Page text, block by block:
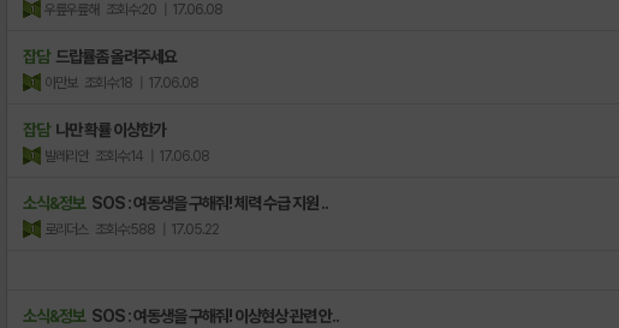
우릎우릎해 조회수:20 | 17.06.08
잡담 드랍률좀 올려주세요
아만보 조회수:18 | 17.06.08
잡담 나만 확률 이상한가
발레리안 조회수:14 | 17.06.08
소식&정보 SOS : 여동생을 구해줘! 체력 수급 지원 ..
로리더스 조회수:588 | 17.05.22
소식&정보 SOS : 여동생을 구해줘! 이상현상 관련 안..